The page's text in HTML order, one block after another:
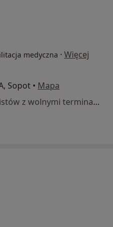
medyczna · Więcej
Sopot • Mapa
Brak dostępnych specjalistów z wolnymi terminami w tym centrum medycznym.